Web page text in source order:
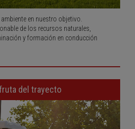
en nuestro objetivo.
de los recursos naturales,
y formación en conducción
del trayecto